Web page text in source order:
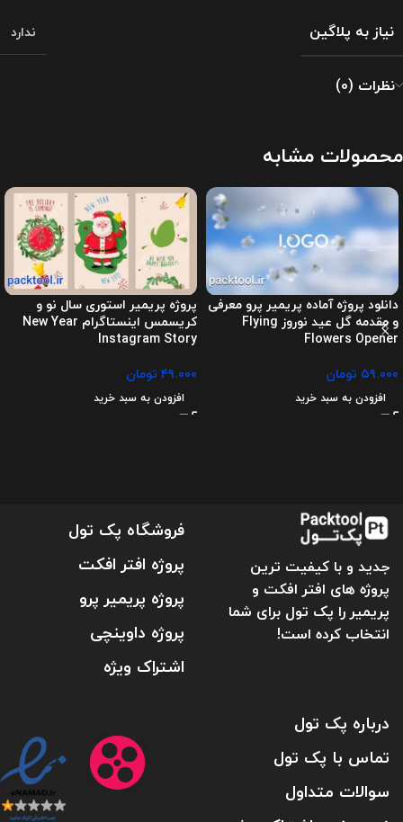
نیاز به پلاگین ندارد
نظرات (0)
محصولات مشابه
دانلود پروژه آماده پریمیر پرو معرفی
و مقدمه گل عید نوروز Flying
Flowers Opener
۵۹.۰۰۰ تومان
افزودن به سبد خرید
پروژه پریمیر استوری سال نو و
کریسمس اینستاگرام New Year
Instagram Story
۴۹.۰۰۰ تومان
افزودن به سبد خرید
جدید و با کیفیت ترین
پروژه های افتر افکت و
پریمیر را پک تول برای شما
انتخاب کرده است!
فروشگاه پک تول
پروژه افتر افکت
پروژه پریمیر پرو
پروژه داوینچی
اشتراک ویژه
درباره پک تول
تماس با پک تول
سوالات متداول